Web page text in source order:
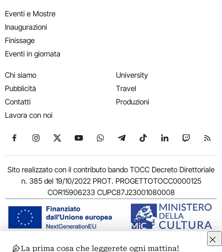
Eventi e Mostre
Inaugurazioni
Finissage
Eventi in giornata
Chi siamo
Pubblicità
Contatti
Lavora con noi
University
Travel
Produzioni
Seguici su Facebook
Seguici su Instagram
Seguici su X
Seguici su YouTube
Seguici su WhatsApp
Seguici su Telegram
Seguici su TikTok
Seguici su
Seguici
Sito realizzato con il contributo bando TOCC Decreto Direttoriale
n. 385 del 19/10/2022 PROT. PROGETTOTOCC0000125
COR15906233 CUPC87J23001080008
La prima cosa che leggerete ogni mattina!